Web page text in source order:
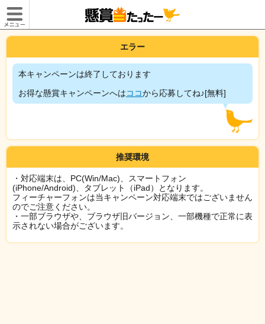
エラー
本キャンペーンは終了しております
お得な懸賞キャンペーンへはココから応募してね♪[無料]
推奨環境
・対応端末は、PC(Win/Mac)、スマートフォン
(iPhone/Android)、タブレット（iPad）となります。
フィーチャーフォンは当キャンペーン対応端末ではございません
のでご注意ください。
・一部ブラウザや、ブラウザ旧バージョン、一部機種で正常に表
示されない場合がございます。